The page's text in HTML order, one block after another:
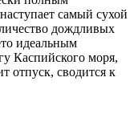
самый сухой
дождливых
идеальным
Каспийского моря,
отпуск, сводится к